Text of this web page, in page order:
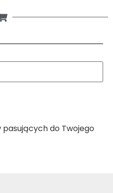
do Twojego